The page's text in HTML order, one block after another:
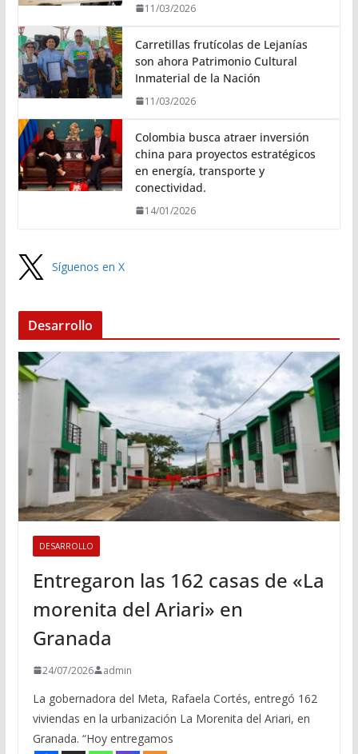
11/03/2026
Carretillas frutícolas de Lejanías
son ahora Patrimonio Cultural
Inmaterial de la Nación
11/03/2026
Colombia busca atraer inversión
china para proyectos estratégicos
en energía, transporte y
conectividad.
14/01/2026
Síguenos en X
Desarrollo
DESARROLLO
Entregaron las 162 casas de «La
morenita del Ariari» en
Granada
24/07/2026 admin
La gobernadora del Meta, Rafaela Cortés, entregó 162
viviendas en la urbanización La Morenita del Ariari, en
Granada. “Hoy entregamos